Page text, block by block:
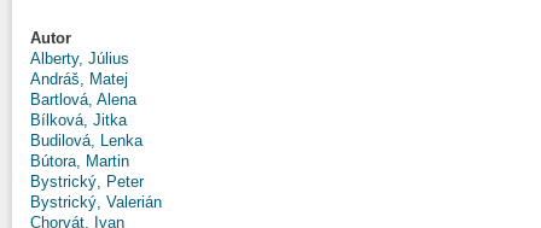
Autor
Alberty, Július
Andráš, Matej
Bartlová, Alena
Bílková, Jitka
Budilová, Lenka
Bútora, Martin
Bystrický, Peter
Bystrický, Valerián
Chorvát, Ivan